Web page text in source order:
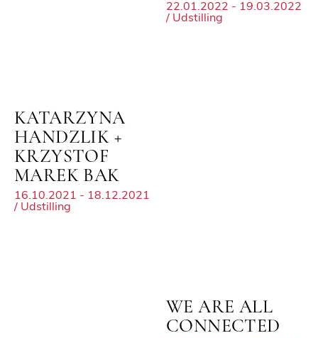
22.01.2022 - 19.03.2022
/ Udstilling
KATARZYNA
HANDZLIK +
KRZYSTOF
MAREK BAK
16.10.2021 - 18.12.2021
/ Udstilling
WE ARE ALL
CONNECTED